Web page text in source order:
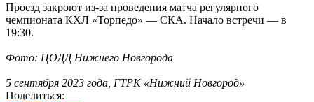
Проезд закроют из-за проведения матча регулярного
чемпионата КХЛ «Торпедо» — СКА. Начало встречи — в
19:30.
Фото: ЦОДД Нижнего Новгорода
5 сентября 2023 года, ГТРК «Нижний Новгород»
Поделиться: